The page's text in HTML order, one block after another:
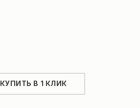
КУПИТЬ В 1 КЛИК